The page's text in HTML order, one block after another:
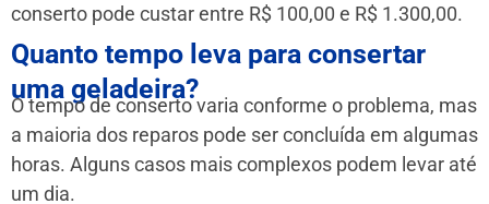
conserto pode custar entre R$ 100,00 e R$ 1.300,00.
Quanto tempo leva para consertar
uma geladeira?
O tempo de conserto varia conforme o problema, mas
a maioria dos reparos pode ser concluída em algumas
horas. Alguns casos mais complexos podem levar até
um dia.